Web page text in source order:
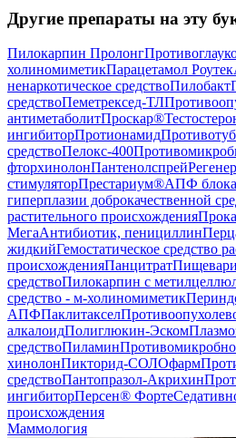
Другие препараты на эту
Пилокарпин Пролонг
холиномиметикПарацетамол Роутек
ненаркотическое средствоПилобакт
средствоПеметрексед-ТЛ
антиметаболитПроскар®
ингибиторПротионамид
средствоПелокс-400
фторхинолонПантенолспрей
стимуляторПрестариум®АПФ
гиперплазии доброкачественной
растительного происхождения
МегаАнтибиотик, пенициллин
жидкийГемостатическое средство
происхожденияПанцитрат
средствоПилокарпин с
средство - м-холиномиметик
АПФПаклитаксел
алкалоидПолиглюкин-Эском
средствоПиламин
хинолонПикторид-СОЛОфарм
средствоПантопразол-Акрихин
ингибиторПерсен® Форте
происхождения
Маммология